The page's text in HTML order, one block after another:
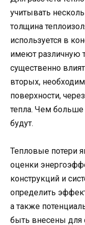
учитывать
толщина
используется в
имеют различную
существенно
вторых,
поверхности,
тепла. Чем
будут.
Тепловые потери
оценки
конструкций и
определить
а также
быть внесены для